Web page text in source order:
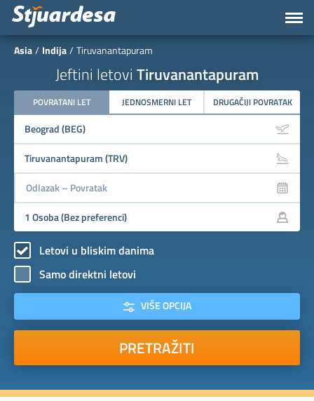
Asia Indija Tiruvanantapuram
Jeftini letovi Tiruvanantapuram
POVRATANI LET JEDNOSMERNI LET DRUGAČIJI POVRATAK
Letovi u bliskim danima
Samo direktni letovi
VIŠE OPCIJA
PRETRAŽITI